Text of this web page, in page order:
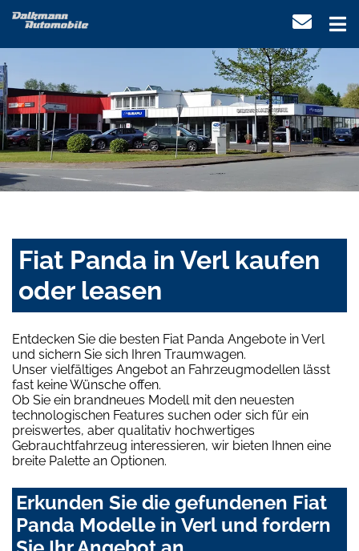
Fiat Panda in Verl kaufen
oder leasen
Entdecken Sie die besten Fiat Panda Angebote in Verl
und sichern Sie sich Ihren Traumwagen.
Unser vielfältiges Angebot an Fahrzeugmodellen lässt
fast keine Wünsche offen.
Ob Sie ein brandneues Modell mit den neuesten
technologischen Features suchen oder sich für ein
preiswertes, aber qualitativ hochwertiges
Gebrauchtfahrzeug interessieren, wir bieten Ihnen eine
breite Palette an Optionen.
Erkunden Sie die gefundenen Fiat
Panda Modelle in Verl und fordern